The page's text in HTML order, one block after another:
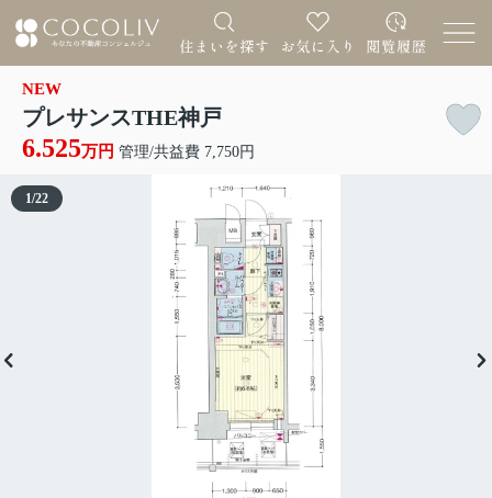
NEW
プレサンスTHE神戸
6.525万円 管理/共益費 7,750円
1/22